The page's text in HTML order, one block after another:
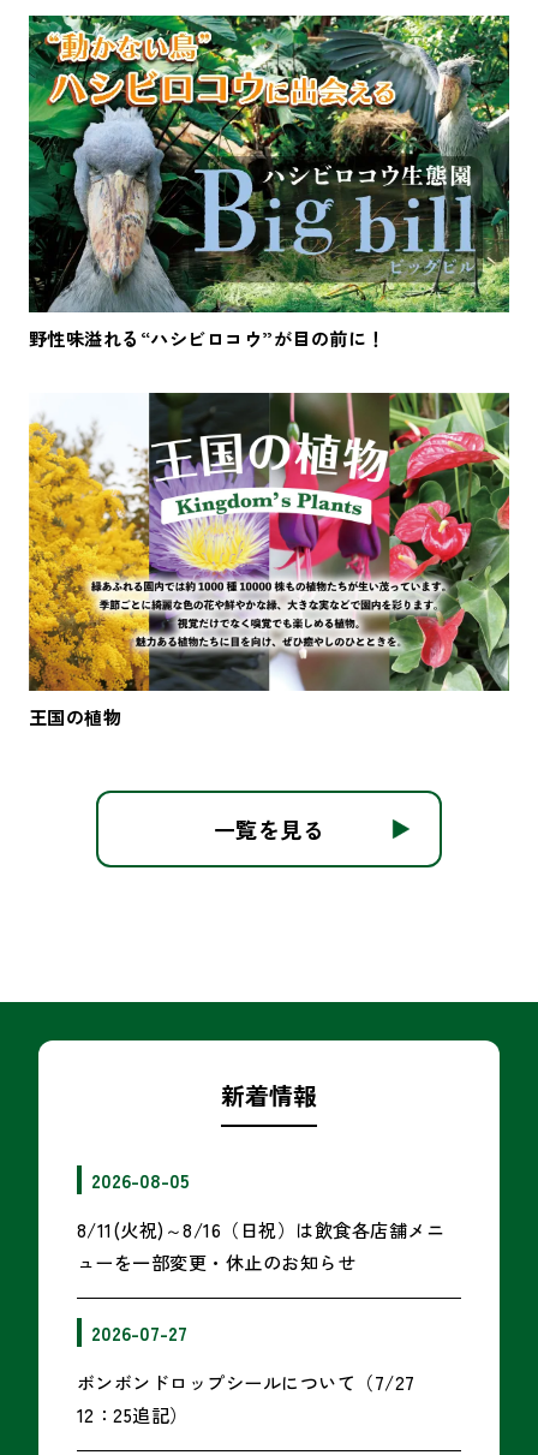
野性味溢れる“ハシビロコウ”が目の前に！
王国の植物
一覧を見る
新着情報
2026-08-05
8/11(火祝)～8/16（日祝）は飲食各店舗メニ
ューを一部変更・休止のお知らせ
2026-07-27
ボンボンドロップシールについて（7/27
12：25追記）